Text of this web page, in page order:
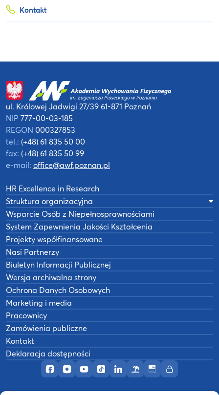
Kontakt
Profil AWF Poznań w serwisie Facebook
Profil AWF Poznań w serwisie Instagram
Profil AWF Poznań w serwisie YouTube
Profil AWF Poznań w serwisie
Profil AWF Poznań w
OśrodekBiuletynIntranet
ul. Królowej Jadwigi 27/3961-871 Poznań
NIP 777-00-03-185
REGON 000327853
tel.: (+48) 61 835 50 00
fax: (+48) 61 835 50 99
e-mail: office@awf.poznan.pl
HR Excellence in Research
Struktura organizacyjna
Wsparcie Osób z Niepełnosprawnościami
System Zapewnienia Jakości Kształcenia
Projekty współfinansowane
Nasi Partnerzy
Biuletyn Informacji Publicznej
Wersja archiwalna strony
Ochrona Danych Osobowych
Marketing i media
Pracownicy
Zamówienia publiczne
Kontakt
Deklaracja dostępności